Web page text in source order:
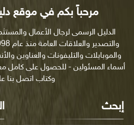
مرحباً بكم في موقع
الدليل الرسمى لرجال الأعمال
والموبايلات والتليفونات والعناوين
أسماء المسئولين - للحصول على
وكتاب اتصل بنا علي
إبحث